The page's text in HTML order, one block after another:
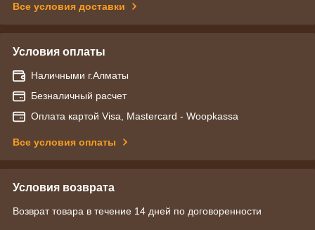
Все условия доставки
Условия оплаты
Наличными г.Алматы
Безналичный расчет
Оплата картой Visa, Mastercard - Woopkassa
Все условия оплаты
Условия возврата
Возврат товара в течение 14 дней по договоренности